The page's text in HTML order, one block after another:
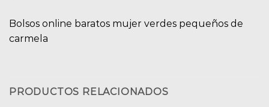
Bolsos online baratos mujer verdes pequeños de
carmela
PRODUCTOS RELACIONADOS